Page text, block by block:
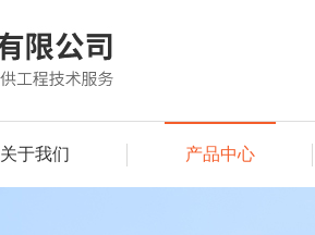
关于我们 产品中心